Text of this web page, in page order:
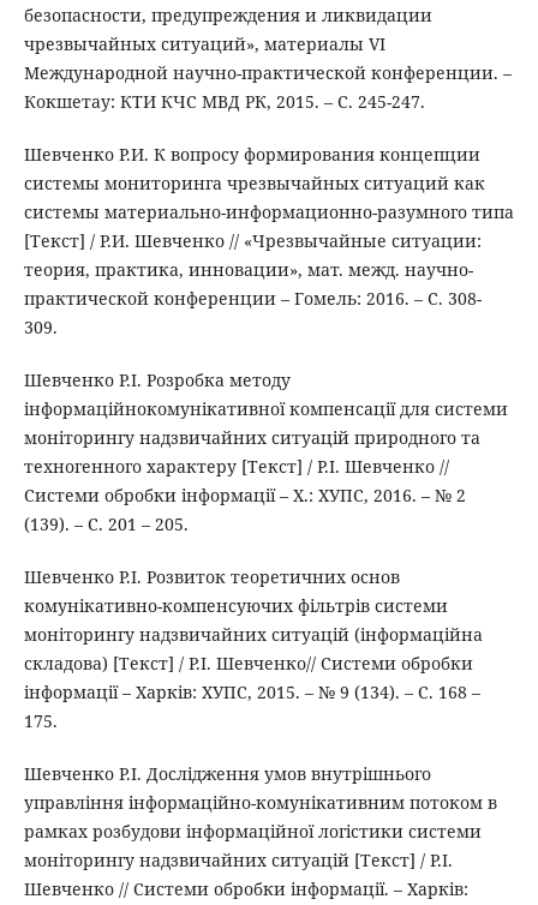
безопасности, предупреждения и ликвидации
чрезвычайных ситуаций», материалы VI
Международной научно-практической конференции. –
Кокшетау: КТИ КЧС МВД РК, 2015. – С. 245-247.
Шевченко Р.И. К вопросу формирования концепции
системы мониторинга чрезвычайных ситуаций как
системы материально-информационно-разумного типа
[Текст] / Р.И. Шевченко // «Чрезвычайные ситуации:
теория, практика, инновации», мат. межд. научно-
практической конференции – Гомель: 2016. – С. 308-
309.
Шевченко Р.І. Розробка методу
інформаційнокомунікативної компенсації для системи
моніторингу надзвичайних ситуацій природного та
техногенного характеру [Текст] / Р.І. Шевченко //
Системи обробки інформації – Х.: ХУПС, 2016. – № 2
(139). – С. 201 – 205.
Шевченко Р.І. Розвиток теоретичних основ
комунікативно-компенсуючих фільтрів системи
моніторингу надзвичайних ситуацій (інформаційна
складова) [Текст] / Р.І. Шевченко// Системи обробки
інформації – Харків: ХУПС, 2015. – № 9 (134). – С. 168 –
175.
Шевченко Р.І. Дослідження умов внутрішнього
управління інформаційно-комунікативним потоком в
рамках розбудови інформаційної логістики системи
моніторингу надзвичайних ситуацій [Текст] / Р.І.
Шевченко // Системи обробки інформації. – Харків: